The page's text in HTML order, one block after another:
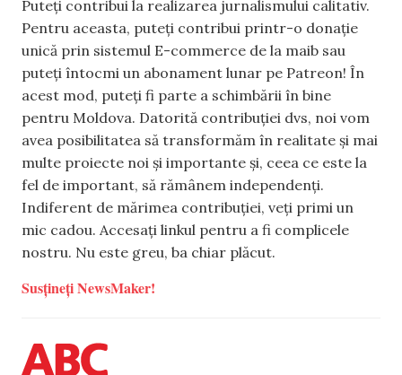
Puteți contribui la realizarea jurnalismului calitativ.
Pentru aceasta, puteți contribui printr-o donație
unică prin sistemul E-commerce de la maib sau
puteți întocmi un abonament lunar pe Patreon! În
acest mod, puteți fi parte a schimbării în bine
pentru Moldova. Datorită contribuției dvs, noi vom
avea posibilitatea să transformăm în realitate și mai
multe proiecte noi și importante și, ceea ce este la
fel de important, să rămânem independenți.
Indiferent de mărimea contribuției, veți primi un
mic cadou. Accesați linkul pentru a fi complicele
nostru. Nu este greu, ba chiar plăcut.
Susțineți NewsMaker!